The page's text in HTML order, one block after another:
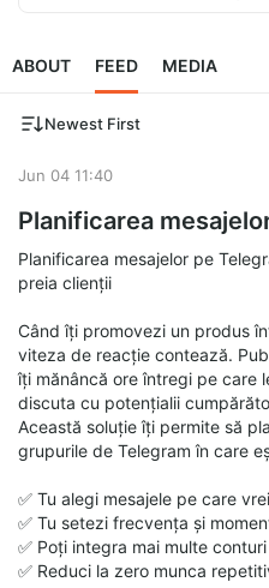
ABOUT FEED MEDIA
Newest First
Jun 04 11:40
Planificarea
Planificarea mesajelor pe
preia clienții
Când îți promovezi un produs
viteza de reacție contează.
îți mănâncă ore întregi pe care
discuta cu potențialii
Această soluție îți permite să
grupurile de Telegram în care
✅ Tu alegi mesajele pe care
✅ Tu setezi frecvența și
✅ Poți integra mai multe
✅ Reduci la zero munca